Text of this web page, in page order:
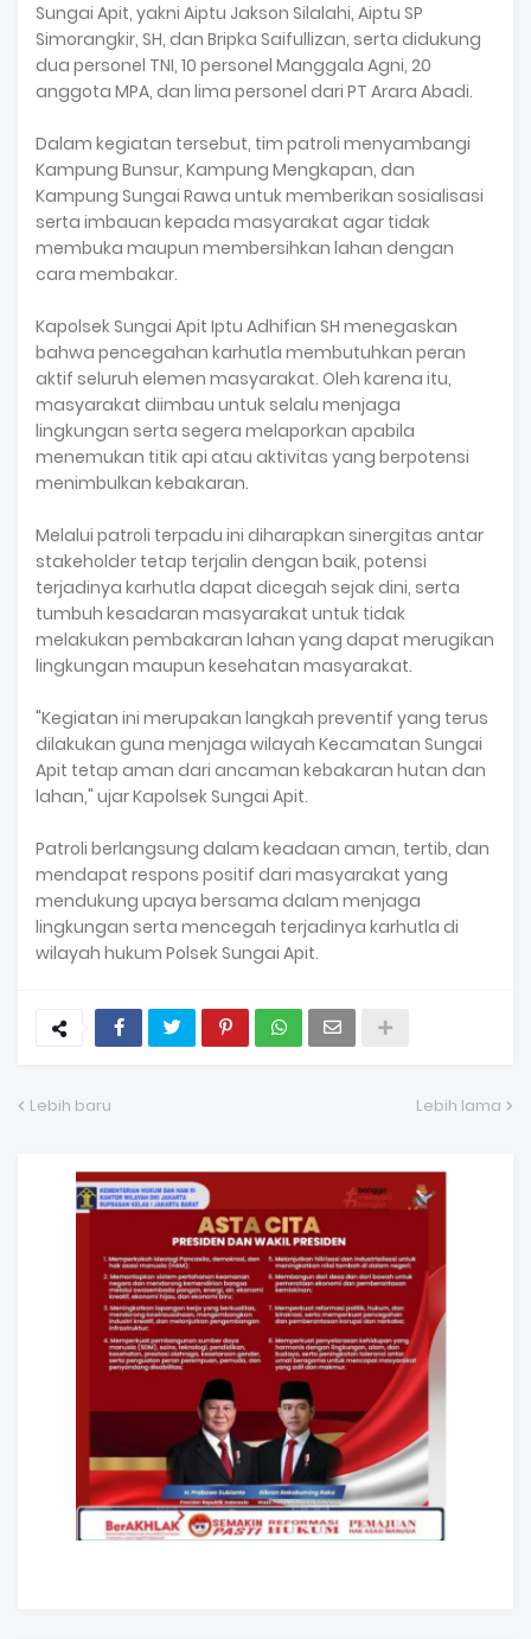
Sungai Apit, yakni Aiptu Jakson Silalahi, Aiptu SP
Simorangkir, SH, dan Bripka Saifullizan, serta didukung
dua personel TNI, 10 personel Manggala Agni, 20
anggota MPA, dan lima personel dari PT Arara Abadi.
‎Dalam kegiatan tersebut, tim patroli menyambangi
Kampung Bunsur, Kampung Mengkapan, dan
Kampung Sungai Rawa untuk memberikan sosialisasi
serta imbauan kepada masyarakat agar tidak
membuka maupun membersihkan lahan dengan
cara membakar.
‎Kapolsek Sungai Apit Iptu Adhifian SH menegaskan
bahwa pencegahan karhutla membutuhkan peran
aktif seluruh elemen masyarakat. Oleh karena itu,
masyarakat diimbau untuk selalu menjaga
lingkungan serta segera melaporkan apabila
menemukan titik api atau aktivitas yang berpotensi
menimbulkan kebakaran.
‎Melalui patroli terpadu ini diharapkan sinergitas antar
stakeholder tetap terjalin dengan baik, potensi
terjadinya karhutla dapat dicegah sejak dini, serta
tumbuh kesadaran masyarakat untuk tidak
melakukan pembakaran lahan yang dapat merugikan
lingkungan maupun kesehatan masyarakat.
‎"Kegiatan ini merupakan langkah preventif yang terus
dilakukan guna menjaga wilayah Kecamatan Sungai
Apit tetap aman dari ancaman kebakaran hutan dan
lahan," ujar Kapolsek Sungai Apit.
‎Patroli berlangsung dalam keadaan aman, tertib, dan
mendapat respons positif dari masyarakat yang
mendukung upaya bersama dalam menjaga
lingkungan serta mencegah terjadinya karhutla di
wilayah hukum Polsek Sungai Apit.
Lebih baru Lebih lama